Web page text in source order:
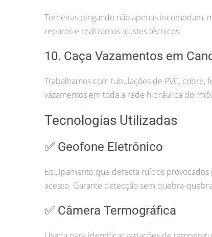
Torneiras pingando não apenas incomodam,
reparos e realizamos ajustes técnicos.
10. Caça Vazamentos em
Trabalhamos com tubulações de PVC, cobre,
vazamentos em toda a rede hidráulica do
Tecnologias Utilizadas
✅ Geofone Eletrônico
Equipamento que detecta ruídos
acesso. Garante detecção sem quebra-
✅ Câmera Termográfica